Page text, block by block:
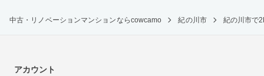
中古・リノベーションマンションならcowcamo 紀の川市 紀の川市で
アカウント